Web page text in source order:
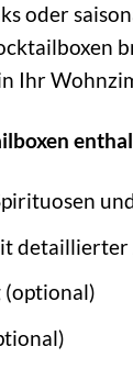
oder
Ihr
(optional)